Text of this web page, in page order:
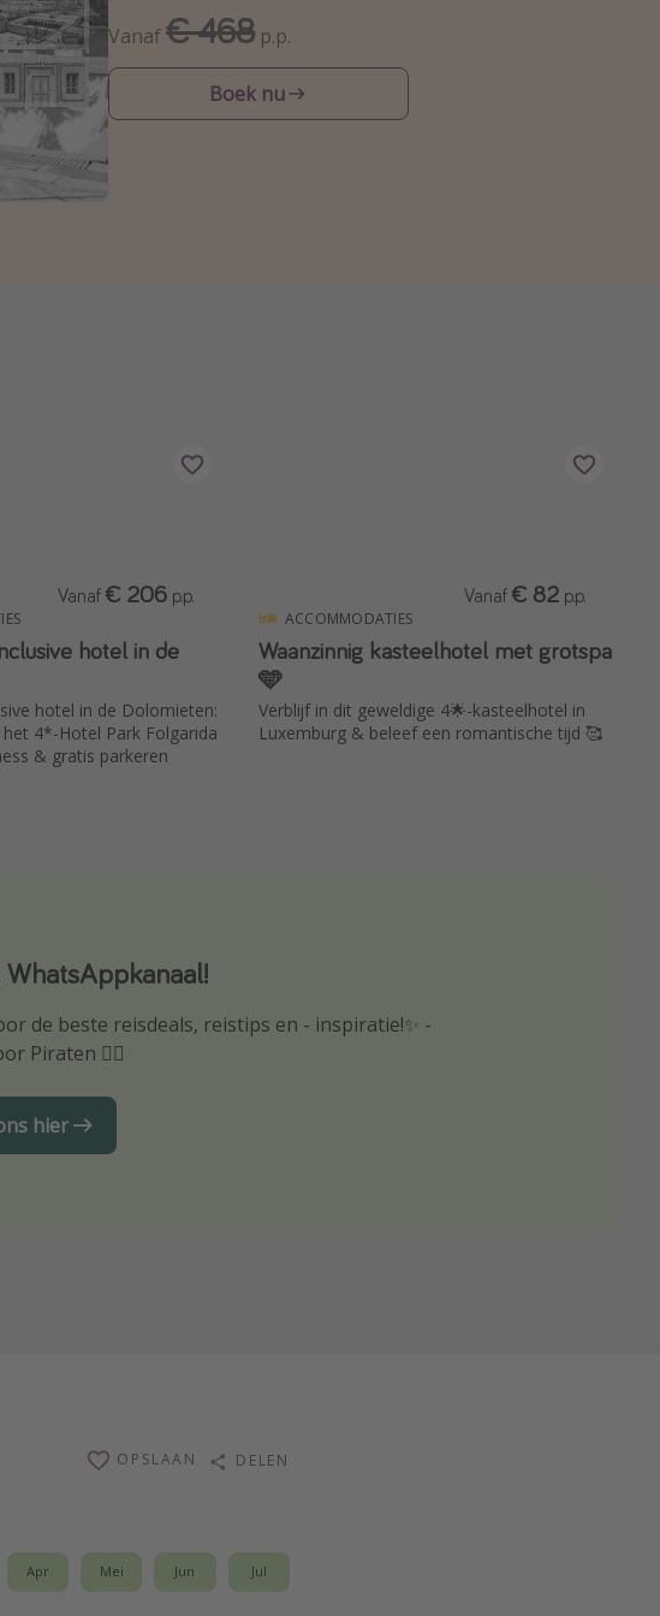
Vanaf€ 468 p.p.
Boek nu
hotel in de
hotel in de Dolomieten:
4*-Hotel Park Folgarida
& gratis parkeren
Vanaf € 206 p.p.
ACCOMMODATIES
Waanzinnig kasteelhotel met grotspa
🩵
Verblijf in dit geweldige 4🌟-kasteelhotel in
Luxemburg & beleef een romantische tijd 🥰
Vanaf € 82 p.p.
de beste reisdeals, reistips en - inspiratie!✨ -
Piraten 🏴‍☠️
hier
onze app
op de hoogte van de beste reisaanbiedingen
OPSLAAN DELEN
Apr Mei Jun Jul